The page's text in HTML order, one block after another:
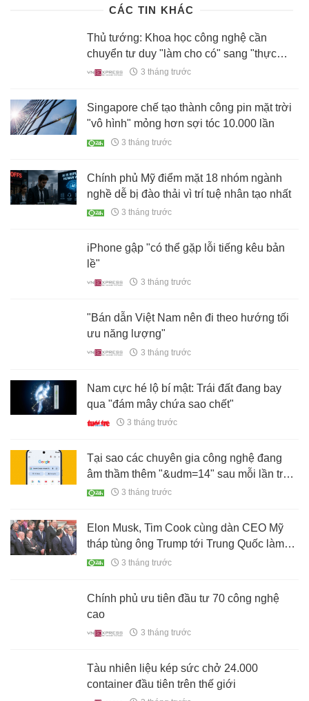
CÁC TIN KHÁC
Thủ tướng: Khoa học công nghệ cần
chuyển tư duy "làm cho có" sang "thực
chất"
3 tháng trước
"vô hình" mỏng hơn sợi tóc 10.000 lần
3 tháng trước
nghề dễ bị đào thải vì trí tuệ nhân tạo nhất
lề"
3 tháng trước
ưu năng lượng"
3 tháng trước
Nam cực hé lộ bí mật: Trái đất đang bay
qua "đám mây chứa sao chết"
3 tháng trước
Tại sao các chuyên gia công nghệ đang
âm thầm thêm "&udm=14" sau mỗi lần tra
Google?3 tháng trước
Elon Musk, Tim Cook cùng dàn CEO Mỹ
tháp tùng ông Trump tới Trung Quốc làm
gì?
3 tháng trước
Chính phủ ưu tiên đầu tư 70 công nghệ
cao